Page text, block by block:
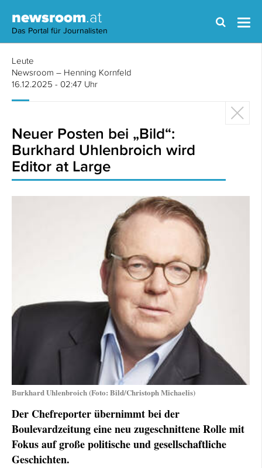
newsroom.at
Das Portal für Journalisten
Leute
Newsroom – Henning Kornfeld
16.12.2025 - 02:47 Uhr
Neuer Posten bei „Bild“:
Burkhard Uhlenbroich wird
Editor at Large
Burkhard Uhlenbroich (Foto: Bild/Christoph Michaelis)
Der Chefreporter übernimmt bei der
Boulevardzeitung eine neu zugeschnittene Rolle mit
Fokus auf große politische und gesellschaftliche
Geschichten.